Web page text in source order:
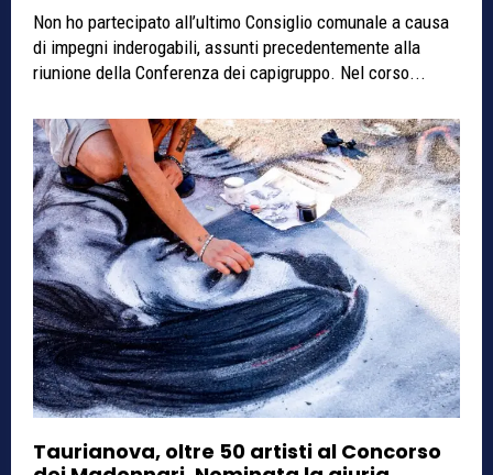
Non ho partecipato all’ultimo Consiglio comunale a causa
di impegni inderogabili, assunti precedentemente alla
riunione della Conferenza dei capigruppo. Nel corso...
Taurianova, oltre 50 artisti al Concorso